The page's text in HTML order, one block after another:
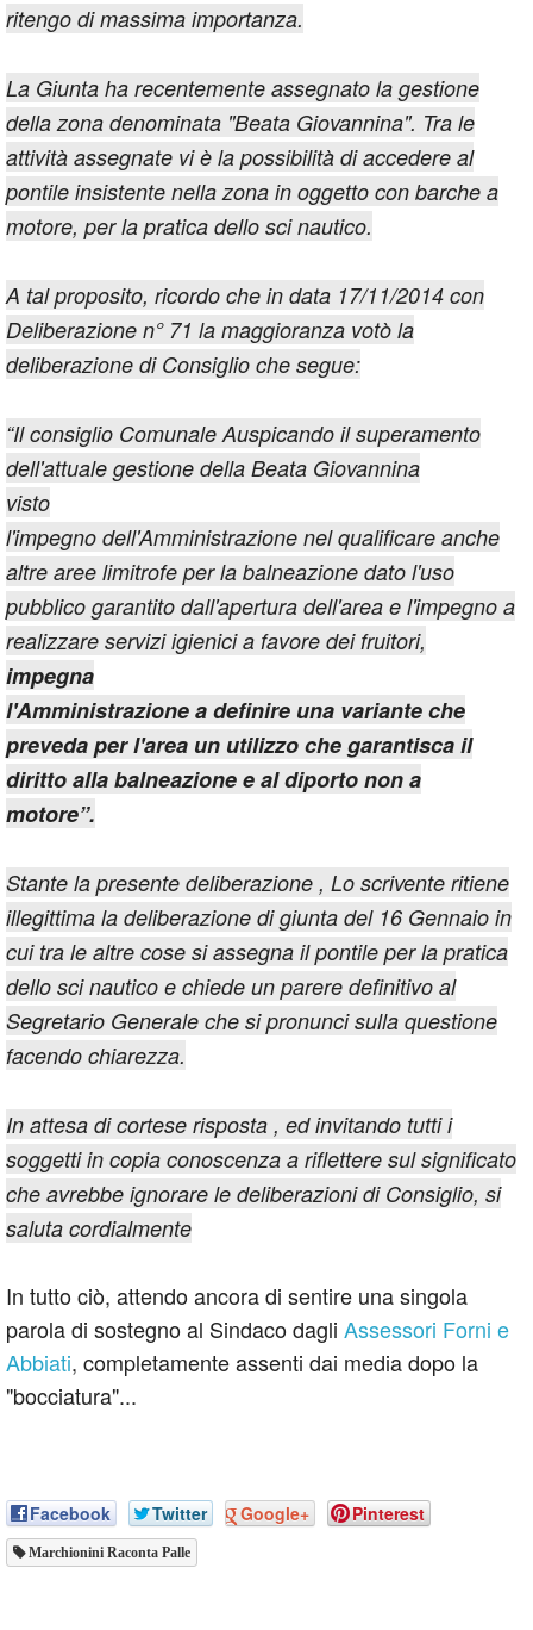
ritengo di massima importanza.
La Giunta ha recentemente assegnato la gestione
della zona denominata "Beata Giovannina". Tra le
attività assegnate vi è la possibilità di accedere al
pontile insistente nella zona in oggetto con barche a
motore, per la pratica dello sci nautico.
A tal proposito, ricordo che in data 17/11/2014 con
Deliberazione n° 71 la maggioranza votò la
deliberazione di Consiglio che segue:
“Il consiglio Comunale Auspicando il superamento
dell'attuale gestione della Beata Giovannina
visto
l'impegno dell'Amministrazione nel qualificare anche
altre aree limitrofe per la balneazione dato l'uso
pubblico garantito dall'apertura dell'area e l'impegno a
realizzare servizi igienici a favore dei fruitori,
impegna
l'Amministrazione a definire una variante che
preveda per l'area un utilizzo che garantisca il
diritto alla balneazione e al diporto non a
motore”.
Stante la presente deliberazione , Lo scrivente ritiene
illegittima la deliberazione di giunta del 16 Gennaio in
cui tra le altre cose si assegna il pontile per la pratica
dello sci nautico e chiede un parere definitivo al
Segretario Generale che si pronunci sulla questione
facendo chiarezza.
In attesa di cortese risposta , ed invitando tutti i
soggetti in copia conoscenza a riflettere sul significato
che avrebbe ignorare le deliberazioni di Consiglio, si
saluta cordialmente
In tutto ciò, attendo ancora di sentire una singola
parola di sostegno al Sindaco dagli Assessori Forni e
Abbiati, completamente assenti dai media dopo la
"bocciatura"...
Facebook Twitter Google+ Pinterest
Marchionini Raconta Palle